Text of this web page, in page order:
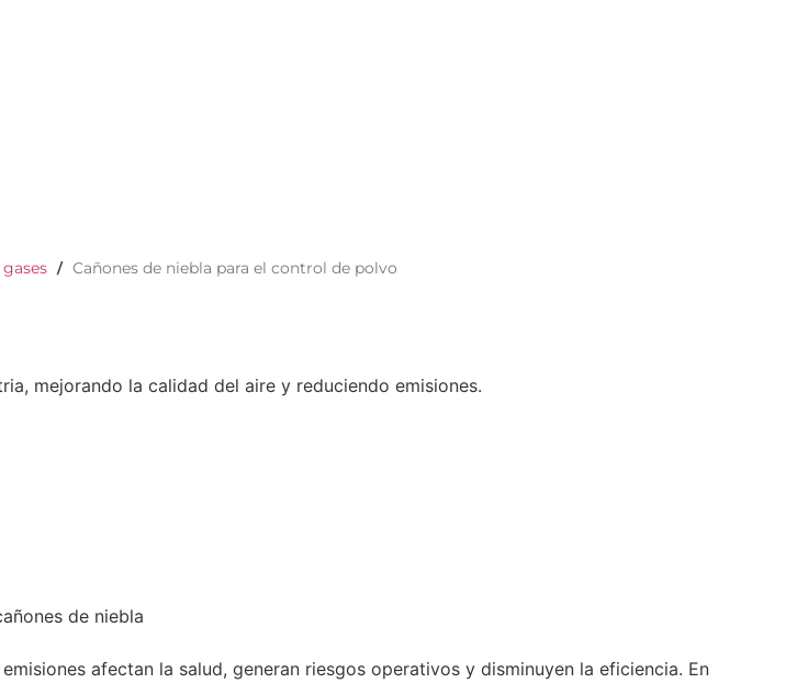
/ Cañones de niebla para el control de polvo
mejorando la calidad del aire y reduciendo emisiones.
afectan la salud, generan riesgos operativos y disminuyen la eficiencia. En